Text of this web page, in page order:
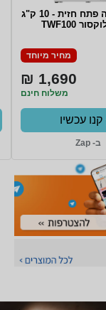
מכונת כביסה פתח חזית - 10 ק"ג
מחיר מיוחד
1,690 ₪
משלוח חינם
קנו עכשיו
ב- Zap